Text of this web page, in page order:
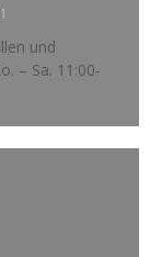
und
– Sa. 11:00-